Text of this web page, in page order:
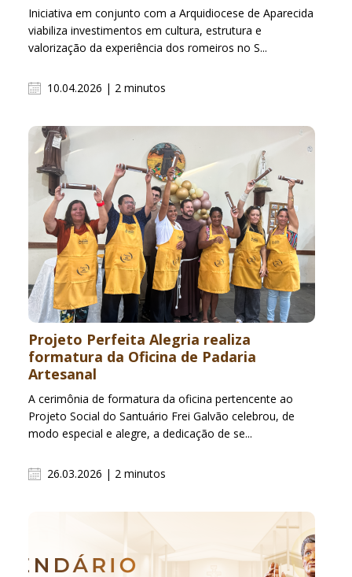
Iniciativa em conjunto com a Arquidiocese de Aparecida
viabiliza investimentos em cultura, estrutura e
valorização da experiência dos romeiros no S...
10.04.2026 | 2 minutos
Projeto Perfeita Alegria realiza
formatura da Oficina de Padaria
Artesanal
A cerimônia de formatura da oficina pertencente ao
Projeto Social do Santuário Frei Galvão celebrou, de
modo especial e alegre, a dedicação de se...
26.03.2026 | 2 minutos